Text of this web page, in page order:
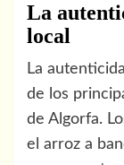
La
local
La
de los
de Algorfa.
el arroz a